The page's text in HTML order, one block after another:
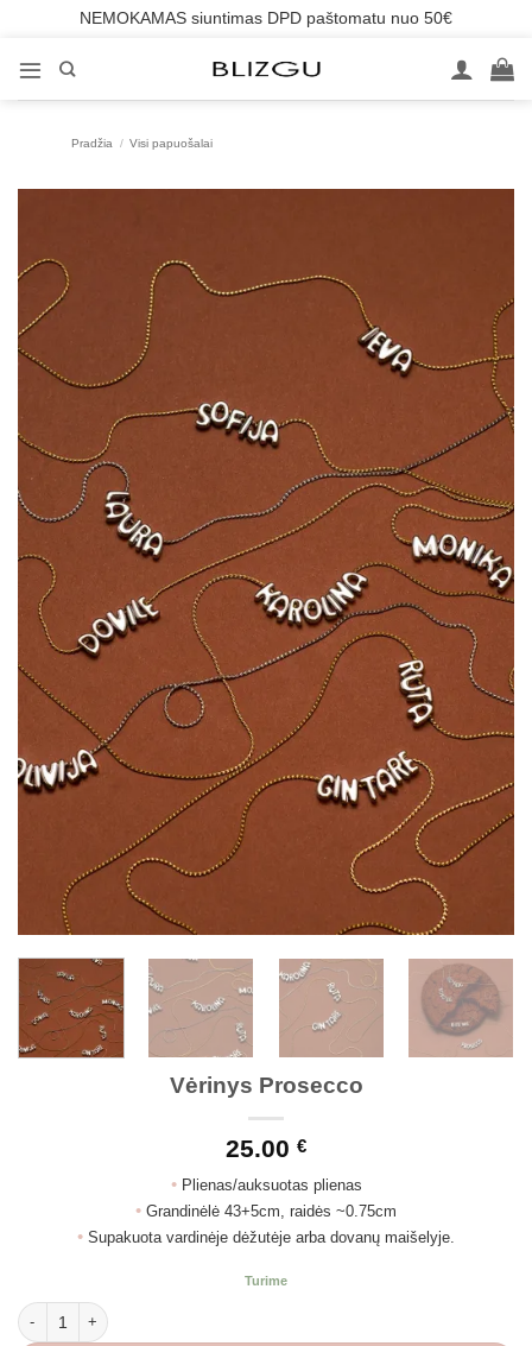
NEMOKAMAS siuntimas DPD paštomatu nuo 50€
content
Pradžia / Visi papuošalai
Vėrinys Prosecco
25.00 €
• Plienas/auksuotas plienas
• Grandinėlė 43+5cm, raidės ~0.75cm
• Supakuota vardinėje dėžutėje arba dovanų maišelyje.
Turime
produkto kiekis: Vėrinys Prosecco